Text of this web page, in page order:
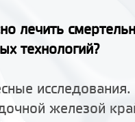
лечить
технологий?
железой